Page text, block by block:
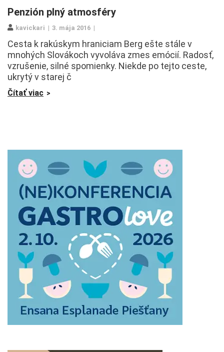
Penzión plný atmosféry
kavickari 3. mája 2016
Cesta k rakúskym hraniciam Berg ešte stále v
mnohých Slovákoch vyvoláva zmes emócií. Radosť,
vzrušenie, silné spomienky. Niekde po tejto ceste,
ukrytý v starej č
Čítať viac